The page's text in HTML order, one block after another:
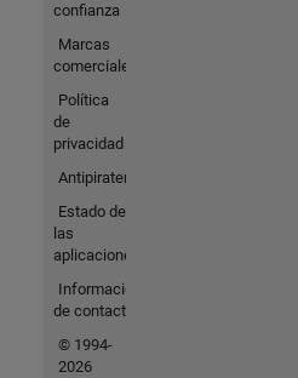
confianza
Marcas
comerciales
Política
de
privacidad
Antipiratería
Estado de
las
aplicaciones
Información
de contacto
© 1994-
2026